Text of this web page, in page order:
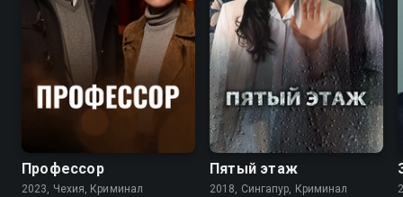
Профессор
2023, Чехия, Криминал
Пятый этаж
2018, Сингапур, Криминал